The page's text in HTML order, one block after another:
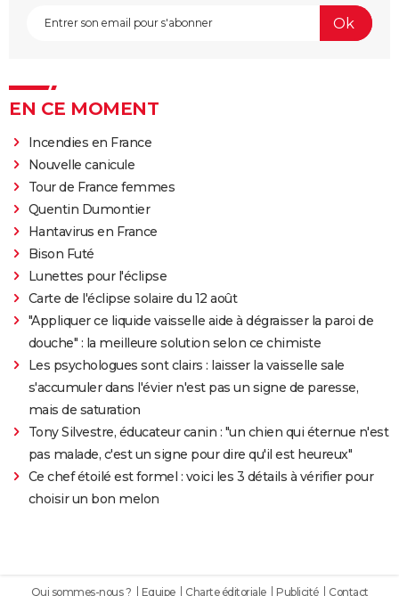
EN CE MOMENT
Incendies en France
Nouvelle canicule
Tour de France femmes
Quentin Dumontier
Hantavirus en France
Bison Futé
Lunettes pour l'éclipse
Carte de l'éclipse solaire du 12 août
"Appliquer ce liquide vaisselle aide à dégraisser la paroi de
douche" : la meilleure solution selon ce chimiste
Les psychologues sont clairs : laisser la vaisselle sale
s'accumuler dans l'évier n'est pas un signe de paresse,
mais de saturation
Tony Silvestre, éducateur canin : "un chien qui éternue n'est
pas malade, c'est un signe pour dire qu'il est heureux"
Ce chef étoilé est formel : voici les 3 détails à vérifier pour
choisir un bon melon
Qui sommes-nous ? Equipe Charte éditoriale Publicité Contact